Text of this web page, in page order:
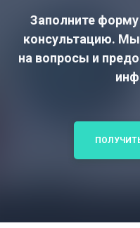
Заполните
консультацию. Мы
на вопросы и